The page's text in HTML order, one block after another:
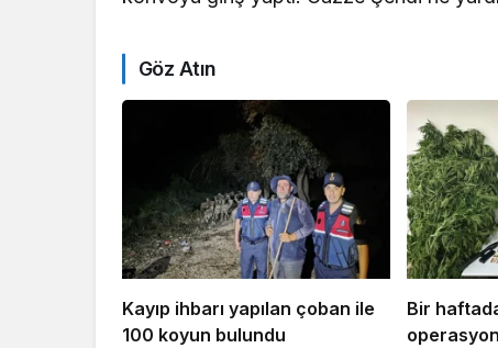
Göz Atın
Kayıp ihbarı yapılan çoban ile
100 koyun bulundu
Bir